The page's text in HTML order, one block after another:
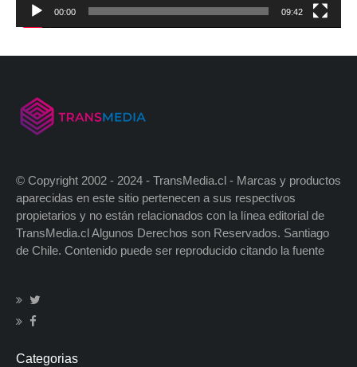
00:00 09:42
© Copyright 2002 - 2024 - TransMedia.cl - Marcas y productos
aparecidas en este sitio pertenecen a sus respectivos
propietarios y no están relacionados con la línea editorial de
TransMedia.cl Algunos Derechos son Reservados. Santiago
de Chile. Contenido puede ser reproducido citando la fuente
Categorias